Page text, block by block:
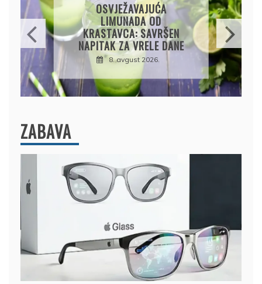
KROMPIRUŠA IZLIVAČA:
JEDNOSTAVNA PITA BEZ
KORA, HRSKAVA I
UKUSNA
8. avgust 2026.
ZABAVA